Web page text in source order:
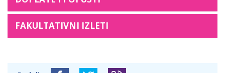
FAKULTATIVNI IZLETI